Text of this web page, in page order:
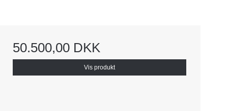
50.500,00 DKK
Vis produkt